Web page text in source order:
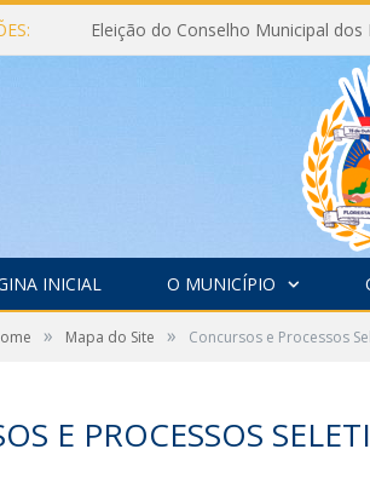
INICIAL O MUNICÍPIO
» Mapa do Site » Concursos e Processos
E PROCESSOS